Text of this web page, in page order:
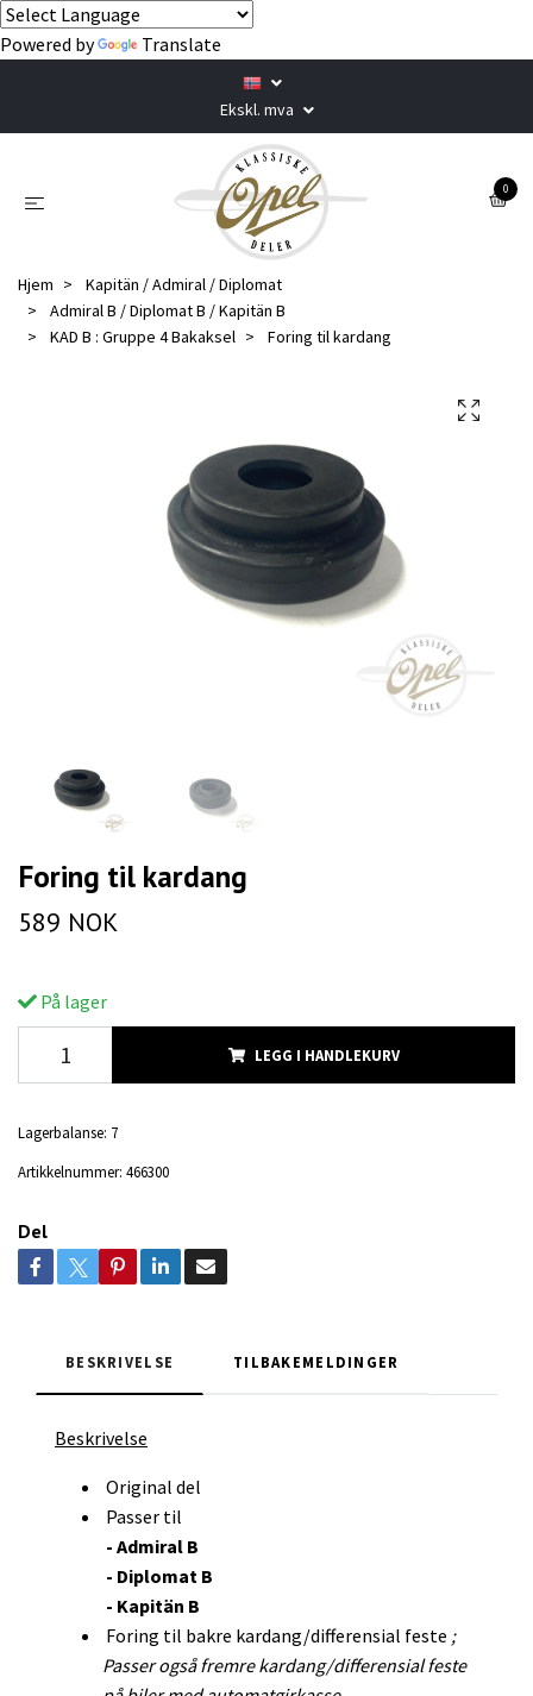
Powered by Translate
Ekskl. mva
0
Hjem
Kapitän / Admiral / Diplomat
Admiral B / Diplomat B / Kapitän B
KAD B : Gruppe 4 Bakaksel
Foring til kardang
Foring til kardang
589 NOK
På lager
LEGG I HANDLEKURV
Lagerbalanse: 7
Artikkelnummer: 466300
Del
BESKRIVELSE TILBAKEMELDINGER
Beskrivelse
Original del
Passer til
- Admiral B
- Diplomat B
- Kapitän B
Foring til bakre kardang/differensial feste ;
Passer også fremre kardang/differensial feste